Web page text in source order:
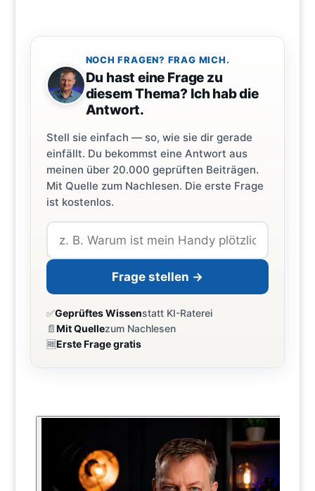
NOCH FRAGEN? FRAG MICH.
Du hast eine Frage zu
diesem Thema? Ich hab die
Antwort.
Stell sie einfach — so, wie sie dir gerade
einfällt. Du bekommst eine Antwort aus
meinen über 20.000 geprüften Beiträgen.
Mit Quelle zum Nachlesen. Die erste Frage
ist kostenlos.
Frage stellen →
✅Geprüftes Wissenstatt KI-Raterei
📄Mit Quellezum Nachlesen
🆓Erste Frage gratis